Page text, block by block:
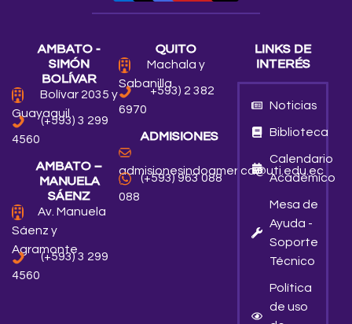
AMBATO -
SIMÓN
BOLÍVAR
Bolívar 2035 y
Guayaquil
(+593) 3 299
4560
AMBATO –
MANUELA
SÁENZ
Av. Manuela
Sáenz y
Agramonte
(+593) 3 299
4560
QUITO
Machala y
Sabanilla
+593) 2 382
6970
ADMISIONES
admisionesindoamerica@uti.edu.ec
(+593) 963 088
088
LINKS DE
INTERÉS
Noticias
Biblioteca
Calendario
Académico
Mesa de
Ayuda -
Soporte
Técnico
Política
de uso